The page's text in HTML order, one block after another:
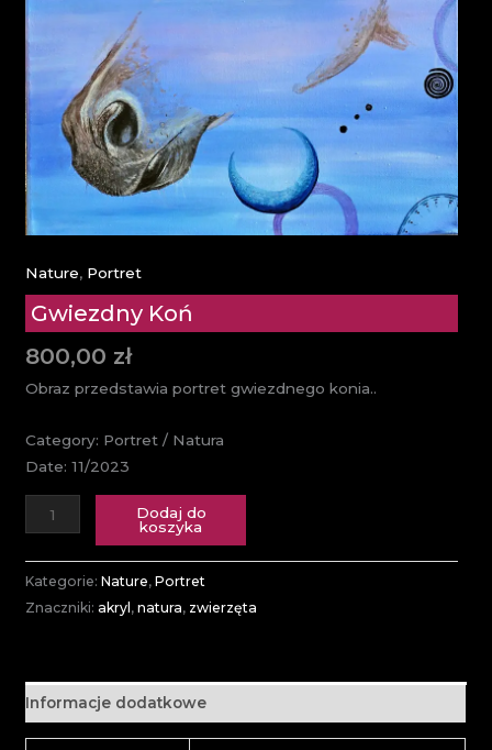
Nature, Portret
Gwiezdny Koń
800,00 zł
Obraz przedstawia portret gwiezdnego konia..
Category: Portret / Natura
Date: 11/2023
Dodaj do
koszyka
Kategorie:Nature,Portret
Znaczniki:akryl ,natura, zwierzęta
Informacje dodatkowe